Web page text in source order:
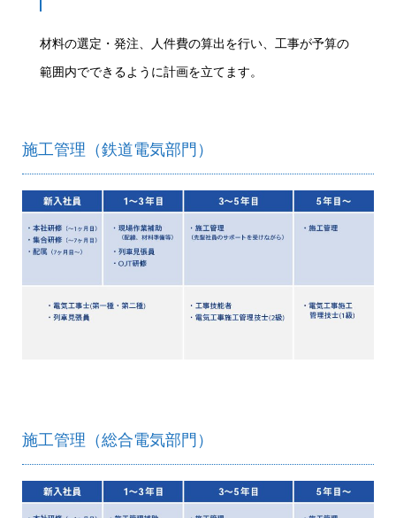
材料の選定・発注、人件費の算出​を行い、工事が予算の
範囲内でできるように計画を立てます。
施工管理（鉄道電気部門）
施工管理（総合電気部門）